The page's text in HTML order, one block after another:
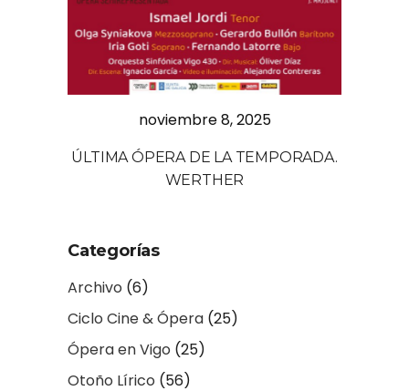
noviembre 8, 2025
ÚLTIMA ÓPERA DE LA TEMPORADA.
WERTHER
Categorías
Archivo (6)
Ciclo Cine & Ópera (25)
Ópera en Vigo (25)
Otoño Lírico (56)